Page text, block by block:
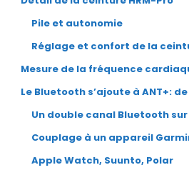
Pile et autonomie
Réglage et confort de la
Mesure de la fréquence
Le Bluetooth s’ajoute à ANT+:
Un double canal Bluetooth sur
Couplage à un appareil
Apple Watch, Suunto, Polar